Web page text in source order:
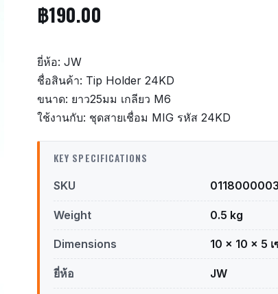
฿190.00
ยี่ห้อ: JW
ชื่อสินค้า: Tip Holder 24KD
ขนาด: ยาว25มม เกลียว M6
ใช้งานกับ: ชุดสายเชื่อม MIG รหัส 24KD
KEY SPECIFICATIONS
SKU
Weight 0.5 kg
Dimensions 10 × 10 × 5
ยี่ห้อ JW